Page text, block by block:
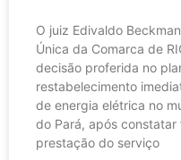
O juiz Edivaldo
Única da Comarca de
decisão proferida no
restabelecimento
de energia elétrica no
do Pará, após
prestação do serviço